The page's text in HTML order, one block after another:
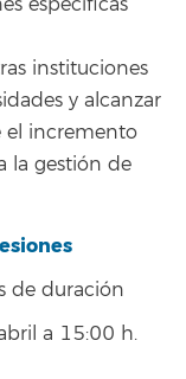
específicas
instituciones
y alcanzar
el incremento
la gestión de
de duración
a 15:00 h.